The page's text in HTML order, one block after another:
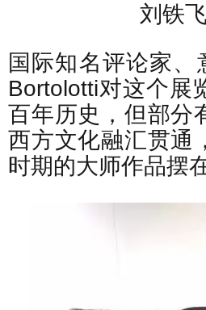
刘铁
国际知名评论家
Bortolotti对这个展
百年历史，但部分
西方文化融汇贯通
时期的大师作品摆